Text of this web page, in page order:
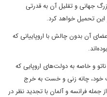
جهانی و تقلیل آن به قدرتی
این تحمیل خواهد کرد.
آن بدون چالش با اروپاییانی که
و خاصه به دولت‌های اروپایی که
خود، چانه زنی و خست به خرج
جمله فرانسه و آلمان با تجدید نظر در